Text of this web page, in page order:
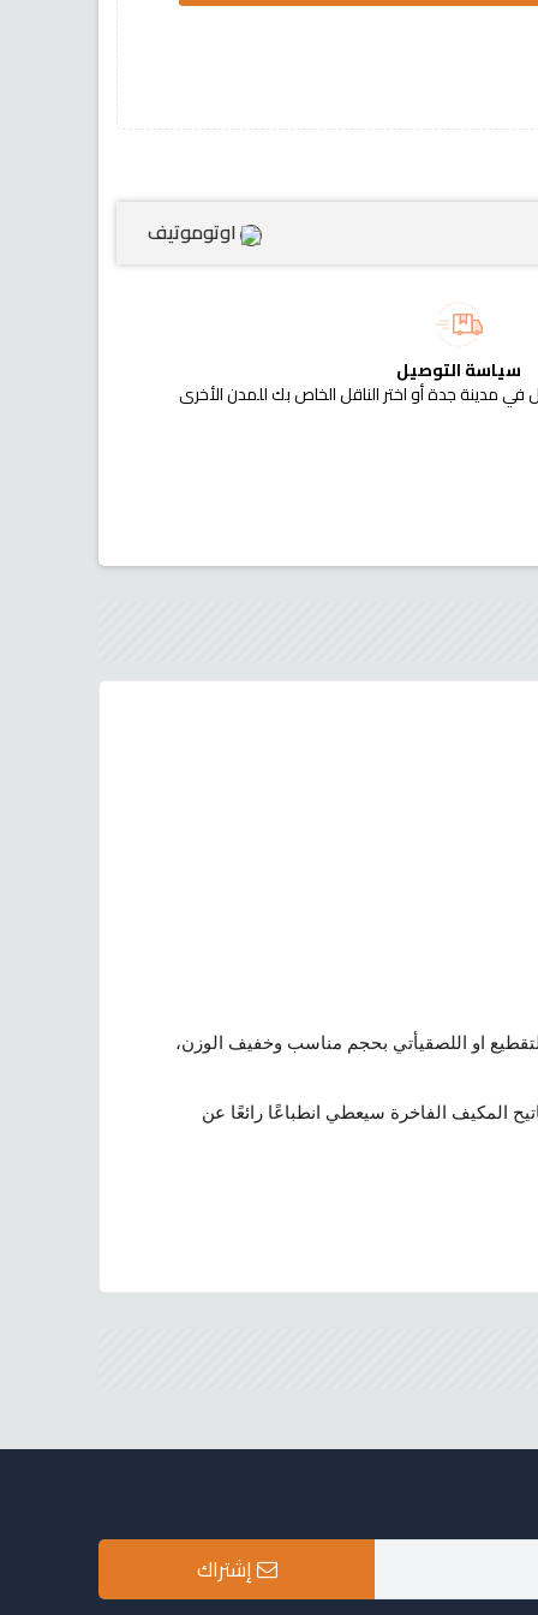
اوتوموتيف
سياسة التوصيل
في مدينة جدة أو اختر الناقل الخاص بك للمدن الأخرى
او اللصقيأتي بحجم مناسب وخفيف الوزن،
المكيف الفاخرة سيعطي انطباعًا رائعًا عن
إشتراك